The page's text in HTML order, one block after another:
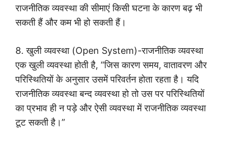
राजनीतिक व्यवस्था की सीमाएं किसी घटना के कारण बढ़ भी
सकती हैं और कम भी हो सकती हैं।
8. खुली व्यवस्था (Open System)-राजनीतिक व्यवस्था
एक खुली व्यवस्था होती है, “जिस कारण समय, वातावरण और
परिस्थितियों के अनुसार उसमें परिवर्तन होता रहता है। यदि
राजनीतिक व्यवस्था बन्द व्यवस्था हो तो उस पर परिस्थितियों
का प्रभाव ही न पड़े और ऐसी व्यवस्था में राजनीतिक व्यवस्था
टूट सकती है।”